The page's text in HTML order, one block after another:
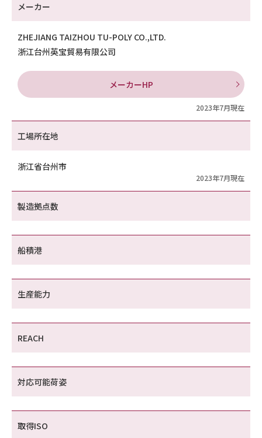
メーカー
ZHEJIANG TAIZHOU TU-POLY CO.,LTD.
浙江台州英宝貿易有限公司
メーカーHP
2023年7月現在
工場所在地
浙江省台州市
2023年7月現在
製造拠点数
船積港
生産能力
REACH
対応可能荷姿
取得ISO